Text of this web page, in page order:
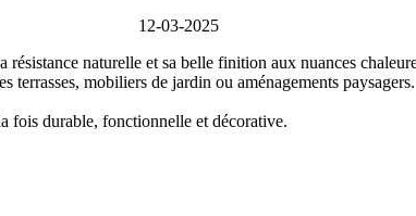
12-03-2025
résistance naturelle et sa belle finition aux nuances
terrasses, mobiliers de jardin ou aménagements paysagers.
fois durable, fonctionnelle et décorative.